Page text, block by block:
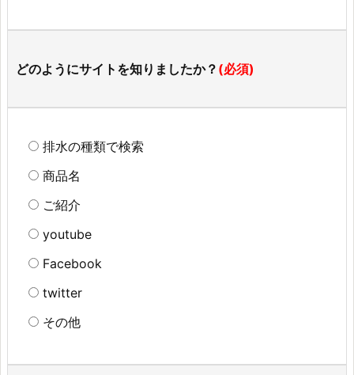
どのようにサイトを知りましたか？ (必須)
排水の種類で検索
商品名
ご紹介
youtube
Facebook
twitter
その他